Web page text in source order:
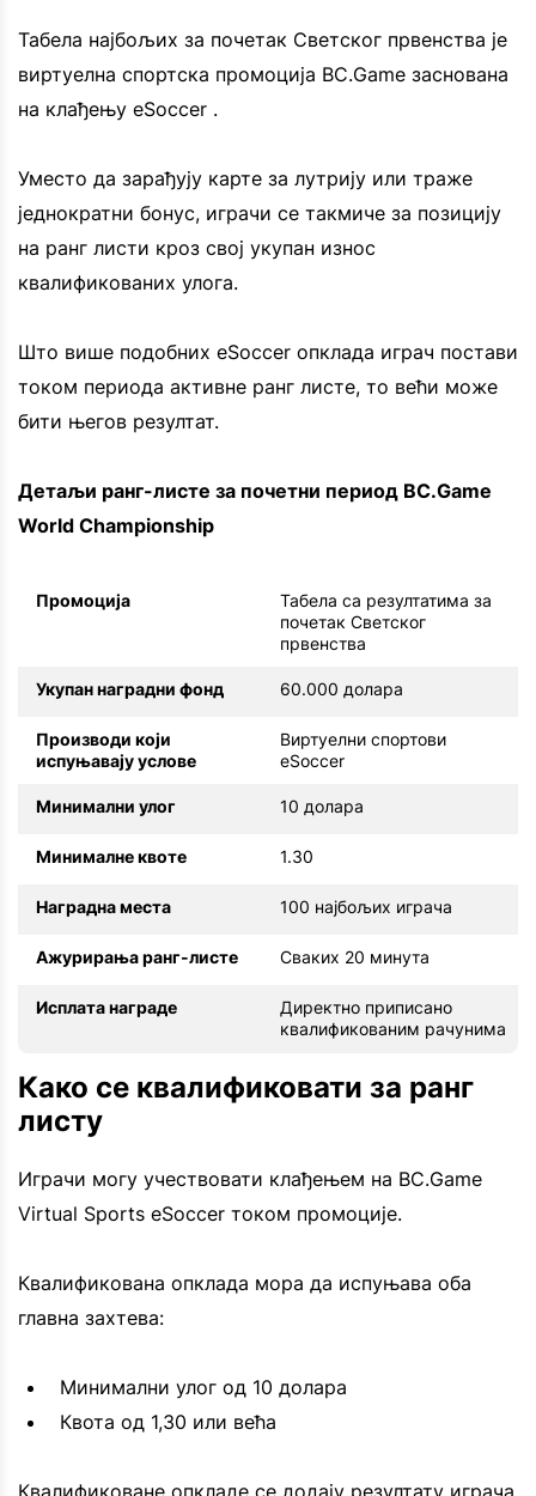
Табела најбољих за почетак Светског првенства је
виртуелна спортска промоција BC.Game заснована
на клађењу eSoccer .
Уместо да зарађују карте за лутрију или траже
једнократни бонус, играчи се такмиче за позицију
на ранг листи кроз свој укупан износ
квалификованих улога.
Што више подобних eSoccer опклада играч постави
током периода активне ранг листе, то већи може
бити његов резултат.
Детаљи ранг-листе за почетни период BC.Game
World Championship
Промоција
Табела са резултатима за
почетак Светског
првенства
Укупан наградни фонд 60.000 долара
Производи који
испуњавају услове
Виртуелни спортови
eSoccer
Минимални улог 10 долара
Минималне квоте 1.30
Наградна места 100 најбољих играча
Ажурирања ранг-листе Сваких 20 минута
Исплата награде
Директно приписано
квалификованим рачунима
Како се квалификовати за ранг
листу
Играчи могу учествовати клађењем на BC.Game
Virtual Sports eSoccer током промоције.
Квалификована опклада мора да испуњава оба
главна захтева:
Минимални улог од 10 долара
Квота од 1,30 или већа
Квалификоване опкладе се додају резултату играча